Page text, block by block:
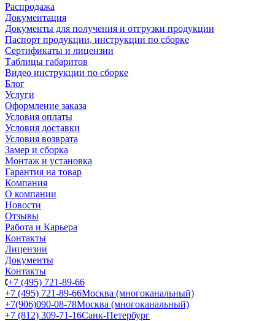
Распродажа
Документация
Документы для получения и отгрузки продукции
Паспорт продукции, инструкции по сборке
Сертификаты и лицензии
Таблицы габаритов
Видео инструкции по сборке
Блог
Услуги
Оформление заказа
Условия оплаты
Условия доставки
Условия возврата
Замер и сборка
Монтаж и установка
Гарантия на товар
Компания
О компании
Новости
Отзывы
Работа и Карьера
Контакты
Лицензии
Документы
Контакты
+7 (495) 721-89-66
+7 (495) 721-89-66Москва (многоканальный)
+7(906)090-08-78Москва (многоканальный)
+7 (812) 309-71-16Санк-Петербург